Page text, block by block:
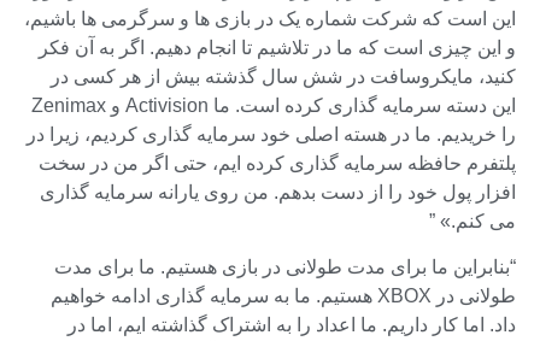
این است که شرکت شماره یک در بازی ها و سرگرمی ها باشیم،
و این چیزی است که ما در تلاشیم تا انجام دهیم. اگر به آن فکر
کنید، مایکروسافت در شش سال گذشته بیش از هر کسی در
این دسته سرمایه گذاری کرده است. ما Activision و Zenimax
را خریدیم. ما در هسته اصلی خود سرمایه گذاری کردیم، زیرا در
پلتفرم حافظه سرمایه گذاری کرده ایم، حتی اگر من در سخت
افزار پول خود را از دست بدهم. من روی یارانه سرمایه گذاری
می کنم.» ”
“بنابراین ما برای مدت طولانی در بازی هستیم. ما برای مدت
طولانی در XBOX هستیم. ما به سرمایه گذاری ادامه خواهیم
داد. اما کار داریم. ما اعداد را به اشتراک گذاشته ایم، اما در